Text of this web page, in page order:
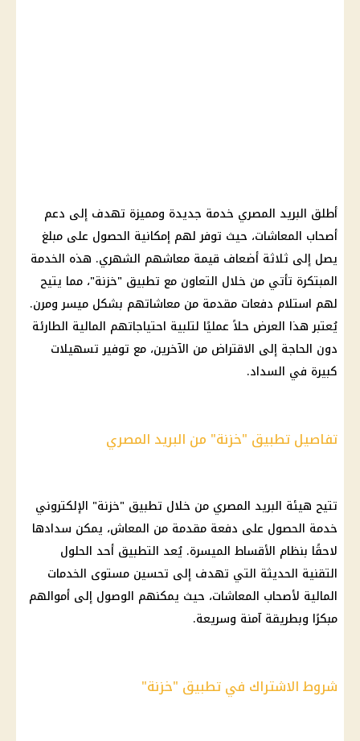
أطلق البريد المصري خدمة جديدة ومميزة تهدف إلى دعم
أصحاب المعاشات، حيث توفر لهم إمكانية الحصول على مبلغ
يصل إلى ثلاثة أضعاف قيمة معاشهم الشهري. هذه الخدمة
المبتكرة تأتي من خلال التعاون مع تطبيق "خزنة"، مما يتيح
لهم استلام دفعات مقدمة من معاشاتهم بشكل ميسر ومرن.
يُعتبر هذا العرض حلاً عمليًا لتلبية احتياجاتهم المالية الطارئة
دون الحاجة إلى الاقتراض من الآخرين، مع توفير تسهيلات
كبيرة في السداد.
تفاصيل تطبيق "خزنة" من البريد المصري
تتيح هيئة البريد المصري من خلال تطبيق "خزنة" الإلكتروني
خدمة الحصول على دفعة مقدمة من المعاش، يمكن سدادها
لاحقًا بنظام الأقساط الميسرة. يُعد التطبيق أحد الحلول
التقنية الحديثة التي تهدف إلى تحسين مستوى الخدمات
المالية لأصحاب المعاشات، حيث يمكنهم الوصول إلى أموالهم
مبكرًا وبطريقة آمنة وسريعة.
شروط الاشتراك في تطبيق "خزنة"